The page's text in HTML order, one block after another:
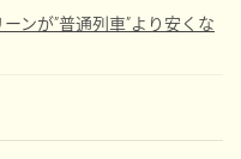
ンが”普通列車”より安くな